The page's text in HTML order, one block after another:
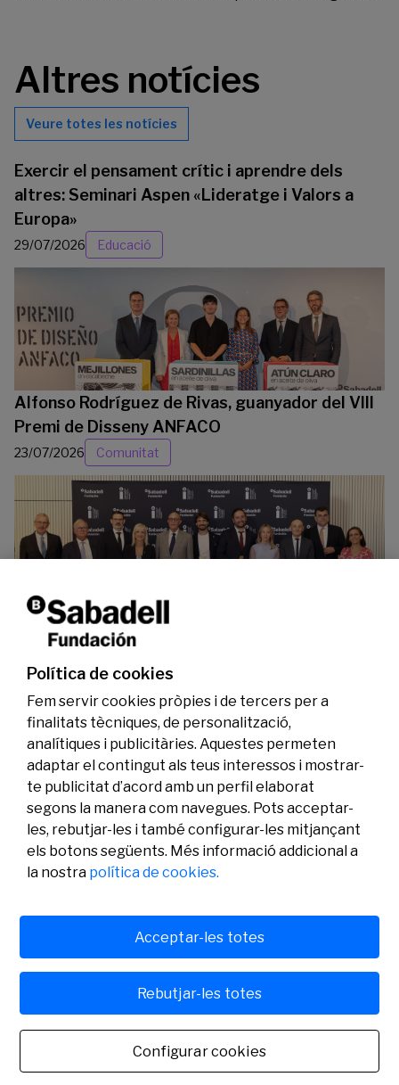
Altres notícies
Veure totes les notícies
Exercir el pensament crític i aprendre dels
altres: Seminari Aspen «Lideratge i Valors a
Europa»
29/07/2026 Educació
Alfonso Rodríguez de Rivas, guanyador del VIII
Premi de Disseny ANFACO
23/07/2026 Comunitat
La Fundació Banc Sabadell reconeix a dos
investigadors en els àmbits de l’edició del
genoma i l’energia neta
Legal
Avís legal
Activitat
Convocatòries
Social
Política de cookies
Fem servir cookies pròpies i de tercers per a
finalitats tècniques, de personalització,
analítiques i publicitàries. Aquestes permeten
adaptar el contingut als teus interessos i mostrar-
te publicitat d’acord amb un perfil elaborat
segons la manera com navegues. Pots acceptar-
les, rebutjar-les i també configurar-les mitjançant
els botons següents. Més informació addicional a
la nostra política de cookies.
Configurar cookies
Rebutjar-les totes
Acceptar-les totes